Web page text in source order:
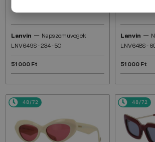
Lanvin — Napszemüvegek
LNV649S - 234 - 50
51 000 Ft
Lanvin —
LNV648S -
51 000 Ft
48/72 48/72